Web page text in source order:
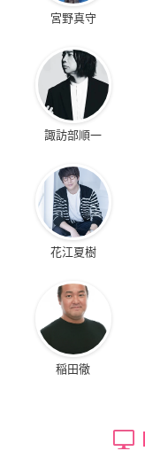
宮野真守
諏訪部順一
花江夏樹
稲田徹